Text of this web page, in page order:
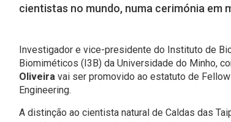
cientistas no mundo, numa cerimónia em
Investigador e vice-presidente do Instituto de
Biomiméticos (I3B) da Universidade do Minho,
Oliveira vai ser promovido ao estatuto de
Engineering.
A distinção ao cientista natural de Caldas das